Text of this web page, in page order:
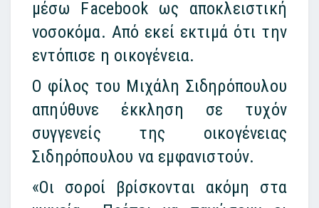
μέσω Facebook ως αποκλειστική
νοσοκόμα. Από εκεί εκτιμά ότι την
εντόπισε η οικογένεια.
Ο φίλος του Μιχάλη Σιδηρόπουλου
απηύθυνε έκκληση σε τυχόν
συγγενείς της οικογένειας
Σιδηρόπουλου να εμφανιστούν.
«Οι σοροί βρίσκονται ακόμη στα